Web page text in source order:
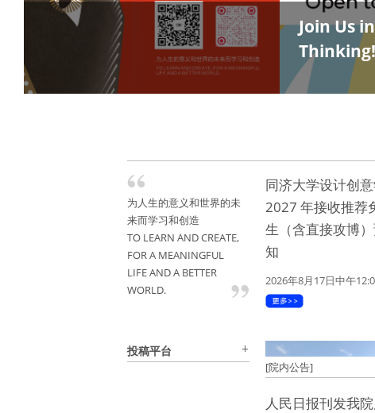
Join Us
为人生的意义和世界的未
来而学习和创造
TO LEARN AND CREATE,
FOR A MEANINGFUL
LIFE AND A BETTER
WORLD.
投稿平台
同济大学设计创
2027 年接收推荐
生（含直接攻博
知
2026年8月17日中午
[院内公告]
人民日报刊发我